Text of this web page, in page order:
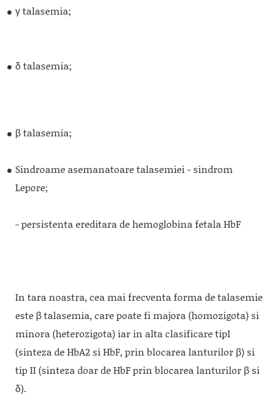
γ talasemia;
δ talasemia;
β talasemia;
Sindroame asemanatoare talasemiei - sindrom
Lepore;
- persistenta ereditara de hemoglobina fetala HbF
In tara noastra, cea mai frecventa forma de talasemie
este β talasemia, care poate fi majora (homozigota) si
minora (heterozigota) iar in alta clasificare tipI
(sinteza de HbA2 si HbF, prin blocarea lanturilor β) si
tip II (sinteza doar de HbF prin blocarea lanturilor β si
δ).